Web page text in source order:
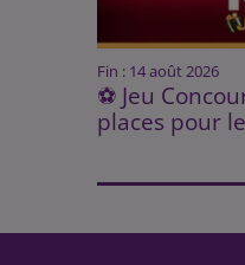
Fin : 14 août 2026
⚽ Jeu
places pour